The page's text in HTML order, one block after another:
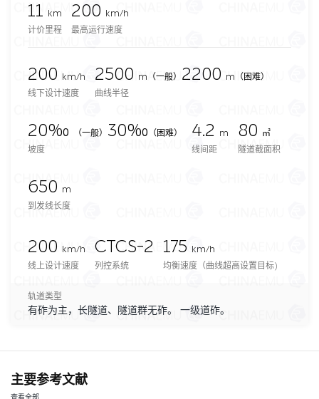
11
km
计价里程
200
km/h
最高运行速度
200
km/h
线下设计速度
2500 m （一般） 2200 m（困难）
曲线半径
20‰ （一般） 30‰ （困难）
坡度
4.2
m
线间距
80 ㎡
隧道截面积
650 m
到发线长度
200
km/h
线上设计速度
CTCS-2
列控系统
175
km/h
均衡速度（曲线超高设置目标)
轨道类型
有砟为主，长隧道、隧道群无砟。 一级道砟。
主要参考文献